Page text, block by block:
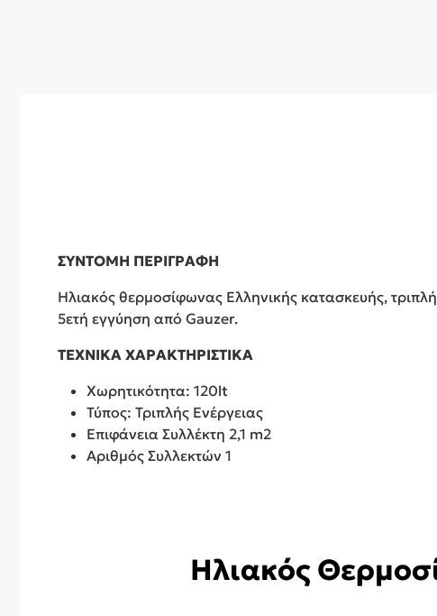
ΣΥΝΤΟΜΗ ΠΕΡΙΓΡΑΦΗ
Ηλιακός θερμοσίφωνας Ελληνικής κατασκευής,
5ετή εγγύηση από Gauzer.
ΤΕΧΝΙΚΑ ΧΑΡΑΚΤΗΡΙΣΤΙΚΑ
Χωρητικότητα: 120lt
Τύπος: Τριπλής Ενέργειας
Επιφάνεια Συλλέκτη 2,1 m2
Αριθμός Συλλεκτών 1
Ηλιακός